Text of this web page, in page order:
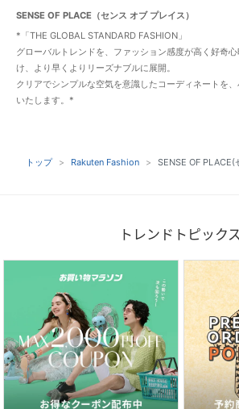
SENSE OF PLACE（センス オブ プレイス）
*「THE GLOBAL STANDARD FASHION」
グローバルトレンドを、ファッション感度が高く好奇
け、より早くよりリーズナブルに展開。
クリアでシンプルな空気を意識したコーディネートを
いたします。*
トップ Rakuten Fashion SENSE OF
トレンドトピックス